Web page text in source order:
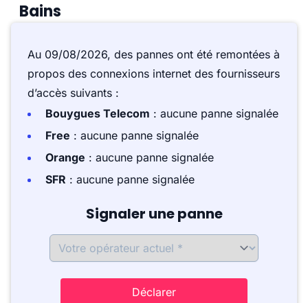
Bains
Au 09/08/2026, des pannes ont été remontées à
propos des connexions internet des fournisseurs
d’accès suivants :
Bouygues Telecom : aucune panne signalée
Free : aucune panne signalée
Orange : aucune panne signalée
SFR : aucune panne signalée
Signaler une panne
Déclarer